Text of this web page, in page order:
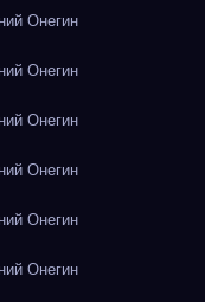
Онегин
Онегин
Онегин
Онегин
Онегин
Онегин